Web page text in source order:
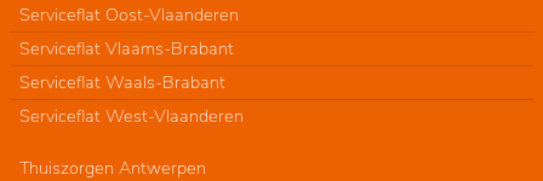
Serviceflat Oost-Vlaanderen
Serviceflat Vlaams-Brabant
Serviceflat Waals-Brabant
Serviceflat West-Vlaanderen
Thuiszorgen Antwerpen